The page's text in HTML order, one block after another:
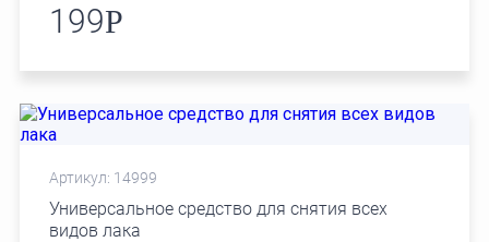
199Р
Артикул: 14999
Универсальное средство для снятия всех
видов лака